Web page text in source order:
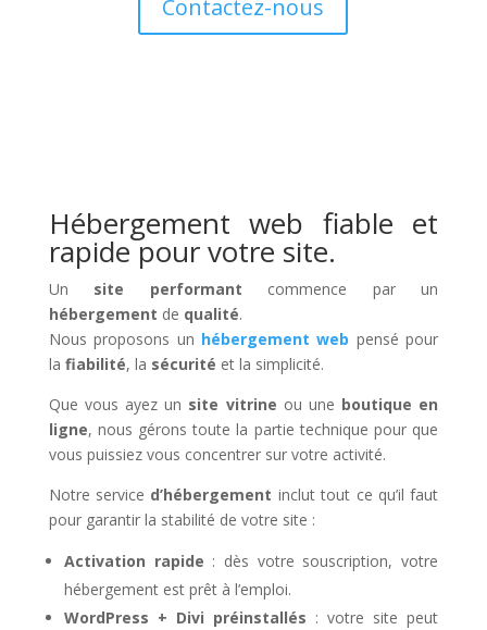
Contactez-nous
Hébergement web fiable et
rapide pour votre site.
Un site performant commence par un
hébergement de qualité.
Nous proposons un hébergement web pensé pour
la fiabilité, la sécurité et la simplicité.
Que vous ayez un site vitrine ou une boutique en
ligne, nous gérons toute la partie technique pour que
vous puissiez vous concentrer sur votre activité.
Notre service d’hébergement inclut tout ce qu’il faut
pour garantir la stabilité de votre site :
Activation rapide : dès votre souscription, votre
hébergement est prêt à l’emploi.
WordPress + Divi préinstallés : votre site peut